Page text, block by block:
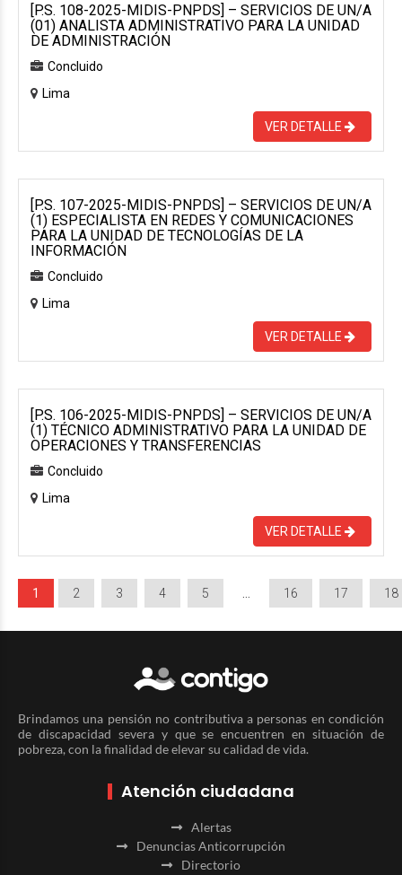
[P.S. 108-2025-MIDIS-PNPDS] – SERVICIOS DE UN/A
(01) ANALISTA ADMINISTRATIVO PARA LA UNIDAD
DE ADMINISTRACIÓN
Concluido
Lima
VER DETALLE
[P.S. 107-2025-MIDIS-PNPDS] – SERVICIOS DE UN/A
(1) ESPECIALISTA EN REDES Y COMUNICACIONES
PARA LA UNIDAD DE TECNOLOGÍAS DE LA
INFORMACIÓN
Concluido
Lima
VER DETALLE
[P.S. 106-2025-MIDIS-PNPDS] – SERVICIOS DE UN/A
(1) TÉCNICO ADMINISTRATIVO PARA LA UNIDAD DE
OPERACIONES Y TRANSFERENCIAS
Concluido
Lima
VER DETALLE
1 2 3 4 5 16 17 18
Brindamos una pensión no contributiva a personas en condición
de discapacidad severa y que se encuentren en situación de
pobreza, con la finalidad de elevar su calidad de vida.
Atención ciudadana
Alertas
Denuncias Anticorrupción
Directorio